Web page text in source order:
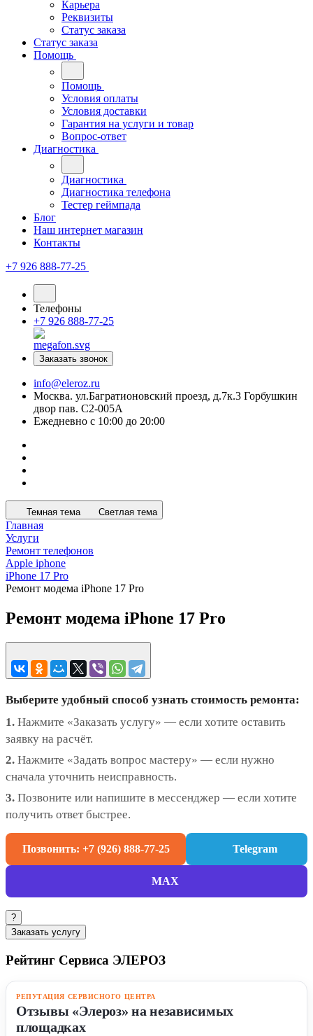
Карьера
Реквизиты
Статус заказа
Статус заказа
Помощь
Помощь
Условия оплаты
Условия доставки
Гарантия на услуги и товар
Вопрос-ответ
Диагностика
Диагностика
Диагностика телефона
Тестер геймпада
Блог
Наш интернет магазин
Контакты
+7 926 888-77-25
Телефоны
+7 926 888-77-25
Заказать звонок
info@eleroz.ru
Москва. ул.Багратионовский проезд, д.7к.3 Горбушкин
двор пав. C2-005A
Ежедневно с 10:00 до 20:00
Темная тема Светлая тема
Главная
Услуги
Ремонт телефонов
Apple iphone
iPhone 17 Pro
Ремонт модема iPhone 17 Pro
Ремонт модема iPhone 17 Pro
Выберите удобный способ узнать стоимость ремонта:
1. Нажмите «Заказать услугу» — если хотите оставить
заявку на расчёт.
2. Нажмите «Задать вопрос мастеру» — если нужно
сначала уточнить неисправность.
3. Позвоните или напишите в мессенджер — если хотите
получить ответ быстрее.
Позвонить: +7 (926) 888-77-25 Telegram
MAX
?
Заказать услугу
Рейтинг Сервиса ЭЛЕРОЗ
РЕПУТАЦИЯ СЕРВИСНОГО ЦЕНТРА
Отзывы «Элероз» на независимых
площадках